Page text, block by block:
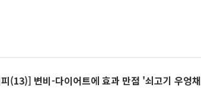
(13)] 변비-다이어트에 효과 만점 '쇠고기 우엉채